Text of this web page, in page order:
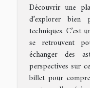
Découvrir une
d’explorer bien
techniques. C’est
se retrouvent
échanger des
perspectives sur
billet pour